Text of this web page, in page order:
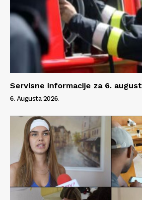
Servisne informacije za 6. august
6. Augusta 2026.